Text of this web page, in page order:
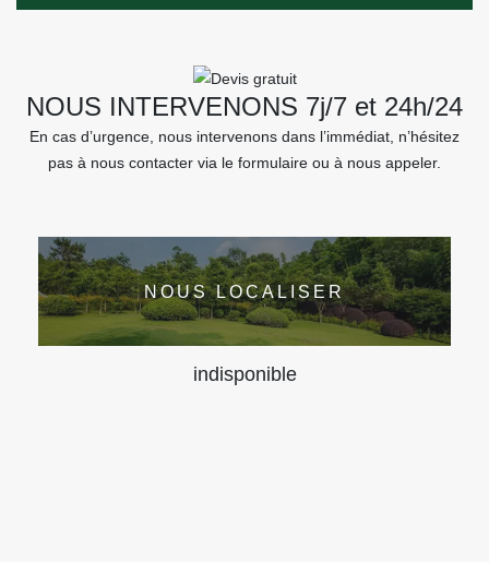
NOUS INTERVENONS 7j/7 et 24h/24
En cas d’urgence, nous intervenons dans l’immédiat, n’hésitez
pas à nous contacter via le formulaire ou à nous appeler.
NOUS LOCALISER
indisponible